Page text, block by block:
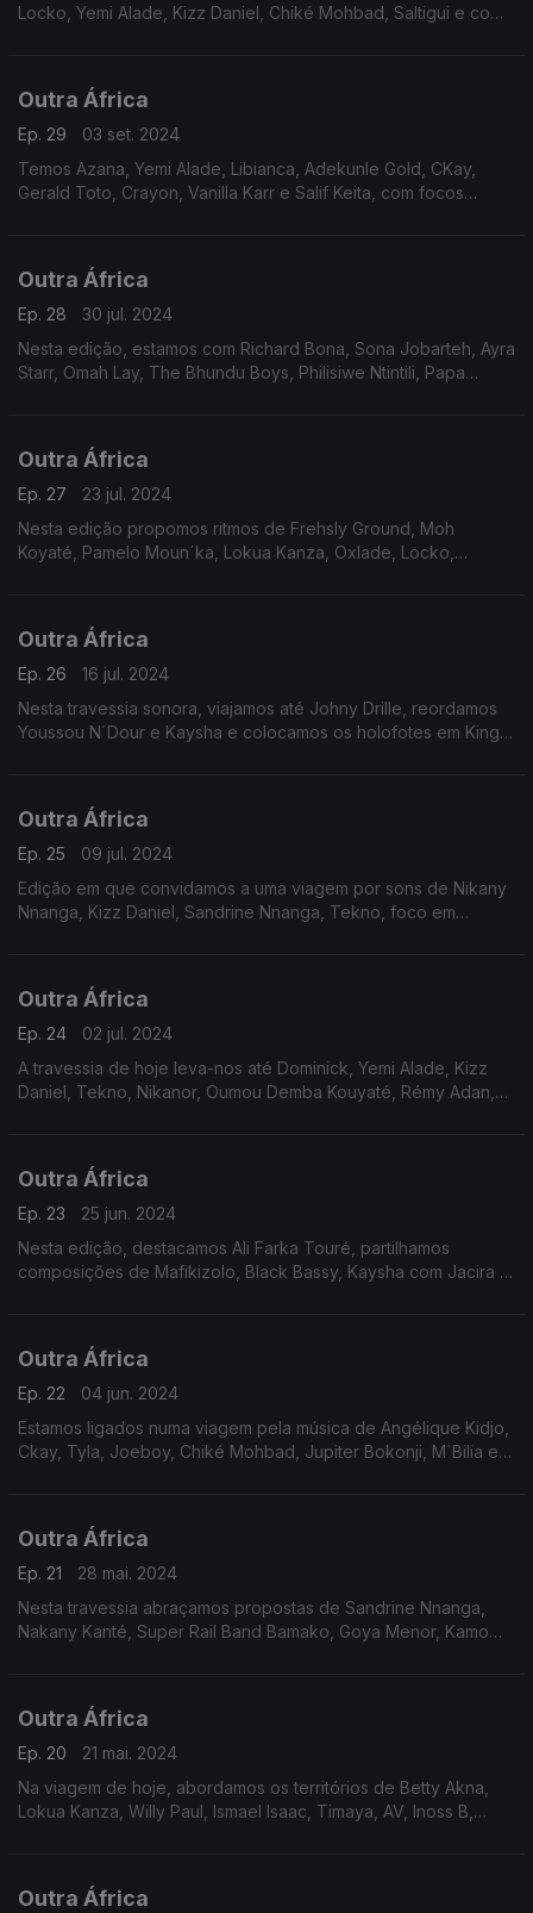
Locko, Yemi Alade, Kizz Daniel, Chiké Mohbad, Saltigui e com
Outra África
Ep. 29
03 set. 2024
Temos Azana, Yemi Alade, Libianca, Adekunle Gold, CKay,
Gerald Toto, Crayon, Vanilla Karr e Salif Keita, com focos
Outra África
Ep. 28
30 jul. 2024
Nesta edição, estamos com Richard Bona, Sona Jobarteh, Ayra
Starr, Omah Lay, The Bhundu Boys, Philisiwe Ntintili, Papa
Outra África
Ep. 27
23 jul. 2024
Nesta edição propomos ritmos de Frehsly Ground, Moh
Koyaté, Pamelo Moun´ka, Lokua Kanza, Oxlade, Locko,
Outra África
Ep. 26
16 jul. 2024
Nesta travessia sonora, viajamos até Johny Drille, reordamos
Youssou N´Dour e Kaysha e colocamos os holofotes em King
Outra África
Ep. 25
09 jul. 2024
Edição em que convidamos a uma viagem por sons de Nikany
Nnanga, Kizz Daniel, Sandrine Nnanga, Tekno, foco em
Outra África
Ep. 24
02 jul. 2024
A travessia de hoje leva-nos até Dominick, Yemi Alade, Kizz
Daniel, Tekno, Nikanor, Oumou Demba Kouyaté, Rémy Adan,
Outra África
Ep. 23
25 jun. 2024
Nesta edição, destacamos Ali Farka Touré, partilhamos
composições de Mafikizolo, Black Bassy, Kaysha com Jacira e
Outra África
Ep. 22
04 jun. 2024
Estamos ligados numa viagem pela música de Angélique Kidjo,
Ckay, Tyla, Joeboy, Chiké Mohbad, Jupiter Bokonji, M´Bilia e
Outra África
Ep. 21
28 mai. 2024
Nesta travessia abraçamos propostas de Sandrine Nnanga,
Nakany Kanté, Super Rail Band Bamako, Goya Menor, Kamo
Outra África
Ep. 20
21 mai. 2024
Na viagem de hoje, abordamos os territórios de Betty Akna,
Lokua Kanza, Willy Paul, Ismael Isaac, Timaya, AV, Inoss B,
Outra África